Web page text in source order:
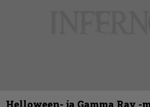
Helloween- ja Gamma Ray -